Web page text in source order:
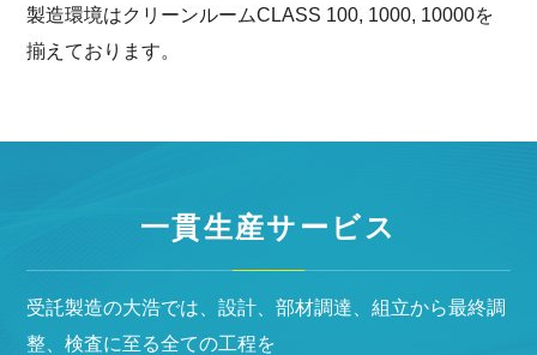
製造環境はクリーンルームCLASS 100, 1000, 10000を
揃えております。
一貫生産サービス
受託製造の大浩では、設計、部材調達、組立から最終調
整、検査に至る全ての工程を